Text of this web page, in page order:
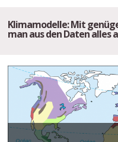
Klimamodelle: Mit
man aus den Daten alles